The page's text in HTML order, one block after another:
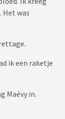
Het was
ik een raketje
Maévy in.